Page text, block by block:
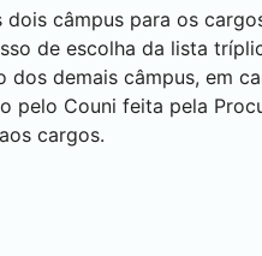
câmpus para os
de escolha da lista
demais câmpus, em
pelo Couni feita pela
cargos.